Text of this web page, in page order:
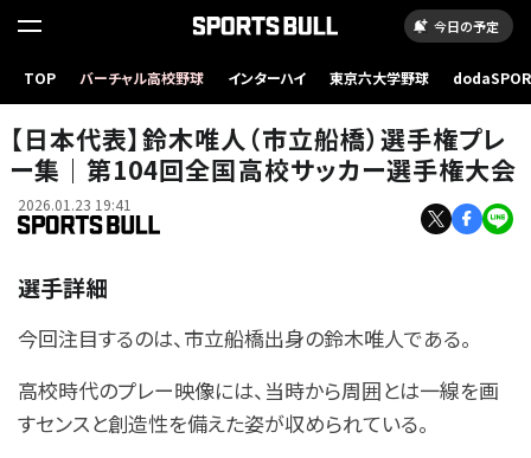
今日の予定
TOP バーチャル高校野球 インターハイ 東京六大学野球
【日本代表】鈴木唯人（市立船橋）選手権プレ
ー集｜第104回全国高校サッカー選手権大会
2026.01.23 19:41
選手詳細
今回注目するのは、市立船橋出身の鈴木唯人である。
高校時代のプレー映像には、当時から周囲とは一線を画
すセンスと創造性を備えた姿が収められている。